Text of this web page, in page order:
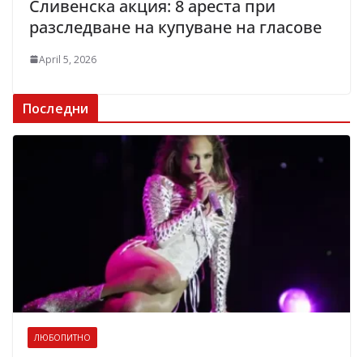
Сливенска акция: 8 ареста при
разследване на купуване на гласове
April 5, 2026
Последни
ЛЮБОПИТНО